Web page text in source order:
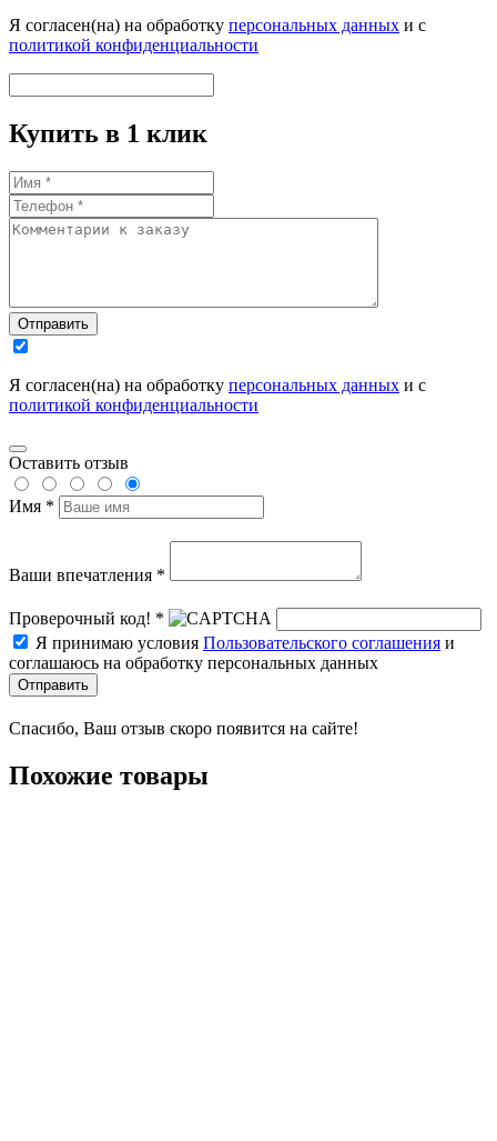
Я согласен(на) на обработку персональных данных и с
политикой конфиденциальности
Купить в 1 клик
Отправить
Я согласен(на) на обработку персональных данных и с
политикой конфиденциальности
Оставить отзыв
Имя *
Ваши впечатления *
Проверочный код! *
Я принимаю условия Пользовательского соглашения и
соглашаюсь на обработку персональных данных
Отправить
Спасибо, Ваш отзыв скоро появится на сайте!
Похожие товары